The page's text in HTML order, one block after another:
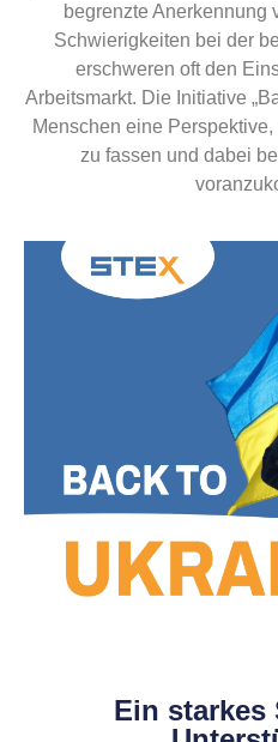
begrenzte Anerkennung
Schwierigkeiten bei der
erschweren oft den
Arbeitsmarkt. Die Initiative
Menschen eine
zu fassen und dabei
Ein starkes